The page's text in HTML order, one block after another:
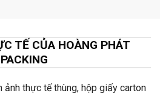
TẾ CỦA HOÀNG PHÁT
PACKING
thực tế thùng, hộp giấy carton